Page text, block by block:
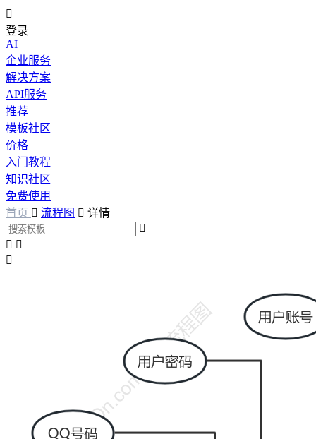

登录
AI
企业服务
解决方案
API服务
推荐
模板社区
价格
入门教程
知识社区
免费使用
首页  流程图  详情

 
